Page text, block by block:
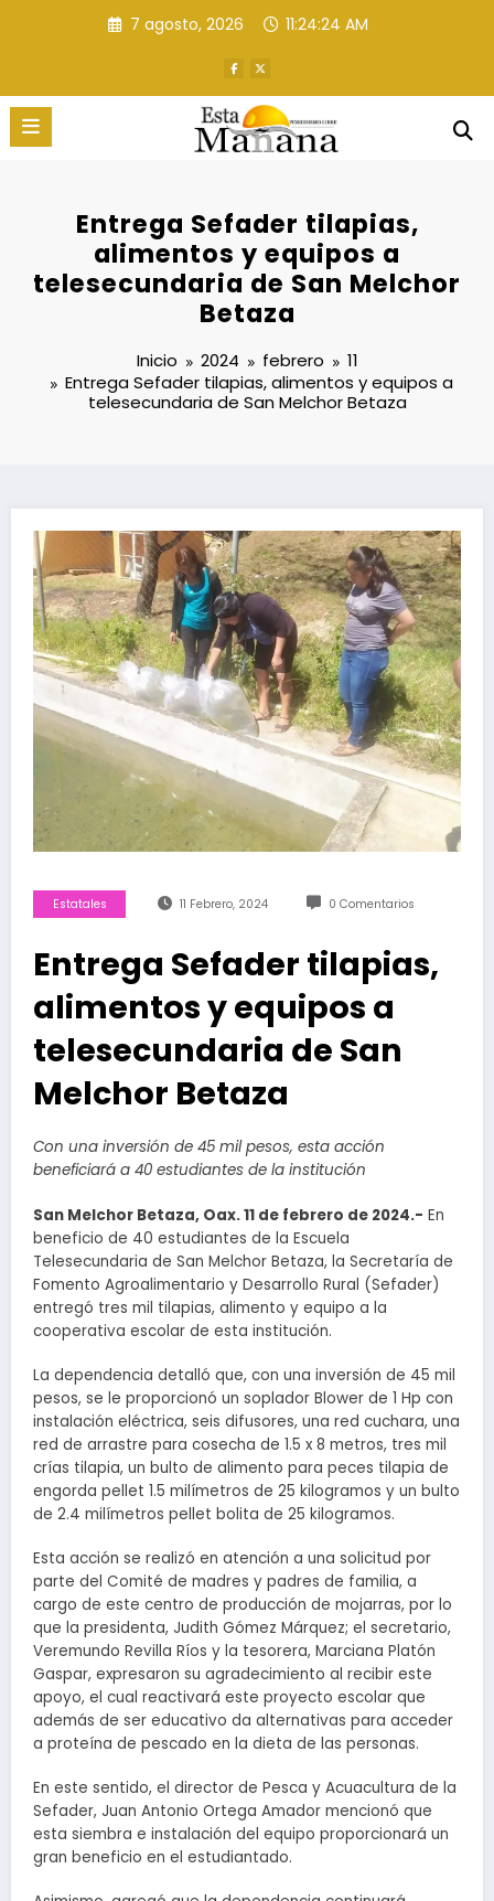
7 agosto, 2026 11:24:25 AM
Entrega Sefader tilapias,
alimentos y equipos a
telesecundaria de San Melchor
Betaza
Inicio 2024 febrero
11
Entrega Sefader tilapias, alimentos y equipos a
telesecundaria de San Melchor Betaza
Estatales 11 Febrero, 2024 0 Comentarios
Entrega Sefader tilapias,
alimentos y equipos a
telesecundaria de San
Melchor Betaza
Con una inversión de 45 mil pesos, esta acción
beneficiará a 40 estudiantes de la institución
San Melchor Betaza, Oax. 11 de febrero de 2024.- En
beneficio de 40 estudiantes de la Escuela
Telesecundaria de San Melchor Betaza, la Secretaría de
Fomento Agroalimentario y Desarrollo Rural (Sefader)
entregó tres mil tilapias, alimento y equipo a la
cooperativa escolar de esta institución.
La dependencia detalló que, con una inversión de 45 mil
pesos, se le proporcionó un soplador Blower de 1 Hp con
instalación eléctrica, seis difusores, una red cuchara, una
red de arrastre para cosecha de 1.5 x 8 metros, tres mil
crías tilapia, un bulto de alimento para peces tilapia de
engorda pellet 1.5 milímetros de 25 kilogramos y un bulto
de 2.4 milímetros pellet bolita de 25 kilogramos.
Esta acción se realizó en atención a una solicitud por
parte del Comité de madres y padres de familia, a
cargo de este centro de producción de mojarras, por lo
que la presidenta, Judith Gómez Márquez; el secretario,
Veremundo Revilla Ríos y la tesorera, Marciana Platón
Gaspar, expresaron su agradecimiento al recibir este
apoyo, el cual reactivará este proyecto escolar que
además de ser educativo da alternativas para acceder
a proteína de pescado en la dieta de las personas.
En este sentido, el director de Pesca y Acuacultura de la
Sefader, Juan Antonio Ortega Amador mencionó que
esta siembra e instalación del equipo proporcionará un
gran beneficio en el estudiantado.